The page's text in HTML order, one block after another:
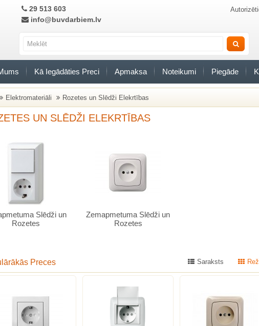
29 513 603
info@buvdarbiem.lv
Kā Iegādāties Preci Apmaksa Noteikumi Piegāde
Elektromateriāli Rozetes un Slēdži Elekrtības
UN SLĒDŽI ELEKRTĪBAS
Slēdži un
Rozetes
Zemapmetuma Slēdži un
Rozetes
Preces Saraksts